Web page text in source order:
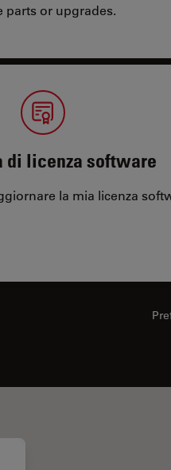
parts or upgrades.
di licenza software
la mia licenza